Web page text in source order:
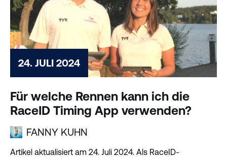
24. JULI 2024
Für welche Rennen kann ich die
RaceID Timing App verwenden?
FANNY KUHN
Artikel aktualisiert am 24. Juli 2024. Als RaceID-